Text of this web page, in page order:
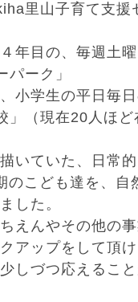
里山子育て支援
年目の、毎週土
ーク」
小学生の平日毎
」（現在20人ほど
いていた、日常
のこども達を、自
した。
えんやその他の
アップをして頂
しづつ応えるこ